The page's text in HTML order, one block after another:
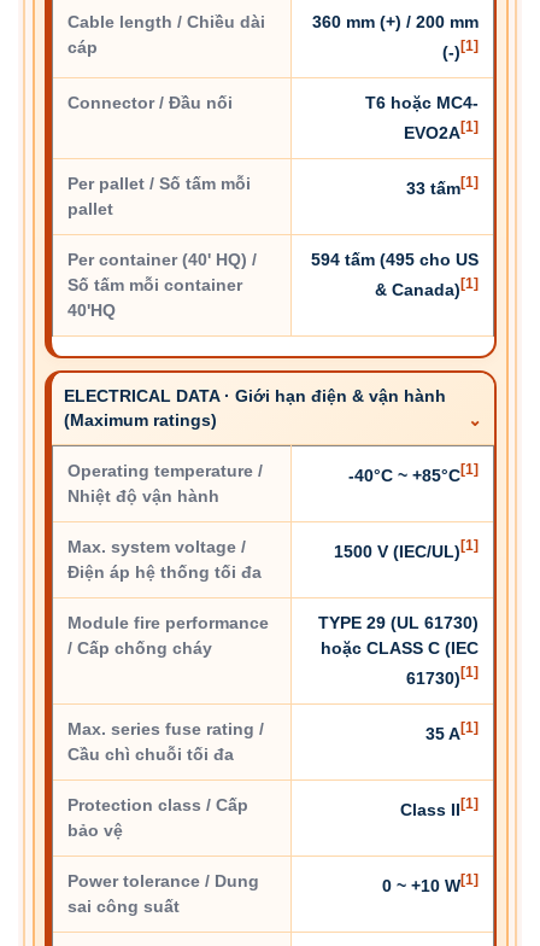
Cable length / Chiều dài
cáp
360 mm (+) / 200 mm
(-) [1]
Connector / Đầu nối
T6 hoặc MC4-
EVO2A[1]
Per pallet / Số tấm mỗi
pallet
33 tấm[1]
Per container (40' HQ) /
Số tấm mỗi container
40'HQ
594 tấm (495 cho US
& Canada) [1]
ELECTRICAL DATA · Giới hạn điện & vận hành
(Maximum ratings)
Operating temperature /
Nhiệt độ vận hành
-40°C ~ +85°C[1]
Max. system voltage /
Điện áp hệ thống tối đa
1500 V (IEC/UL) [1]
Module fire performance
/ Cấp chống cháy
TYPE 29 (UL 61730)
hoặc CLASS C (IEC
61730) [1]
Max. series fuse rating /
Cầu chì chuỗi tối đa
35 A[1]
Protection class / Cấp
bảo vệ
Class II [1]
Power tolerance / Dung
sai công suất
0 ~ +10 W[1]